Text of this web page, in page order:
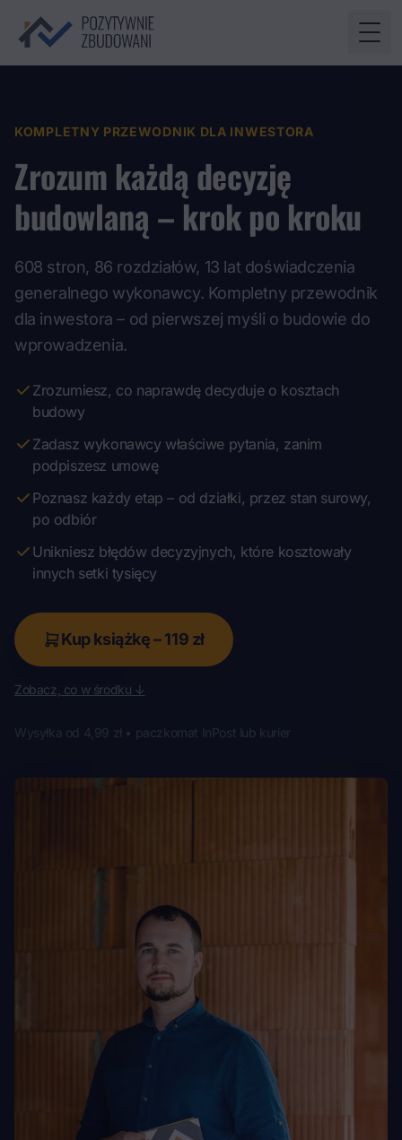
KOMPLETNY PRZEWODNIK DLA INWESTORA
Zrozum każdą decyzję
budowlaną – krok po kroku
608 stron, 86 rozdziałów, 13 lat doświadczenia
generalnego wykonawcy. Kompletny przewodnik
dla inwestora – od pierwszej myśli o budowie do
wprowadzenia.
Zrozumiesz, co naprawdę decyduje o kosztach
budowy
Zadasz wykonawcy właściwe pytania, zanim
podpiszesz umowę
Poznasz każdy etap – od działki, przez stan surowy,
po odbiór
Unikniesz błędów decyzyjnych, które kosztowały
innych setki tysięcy
Kup książkę – 119 zł
Zobacz, co w środku ↓
Wysyłka od 4,99 zł • paczkomat InPost lub kurier